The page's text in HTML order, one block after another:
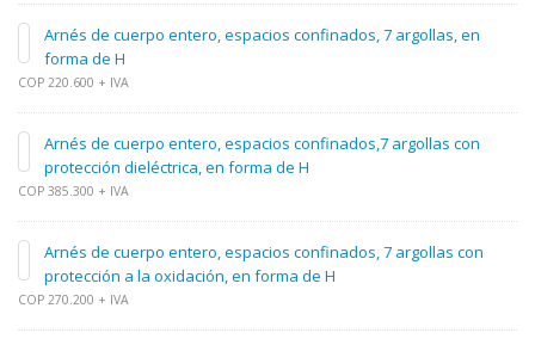
Arnés de cuerpo entero, espacios confinados, 7 argollas, en
forma de H
COP 220.600 + IVA
Arnés de cuerpo entero, espacios confinados,7 argollas con
protección dieléctrica, en forma de H
COP 385.300 + IVA
Arnés de cuerpo entero, espacios confinados, 7 argollas con
protección a la oxidación, en forma de H
COP 270.200 + IVA